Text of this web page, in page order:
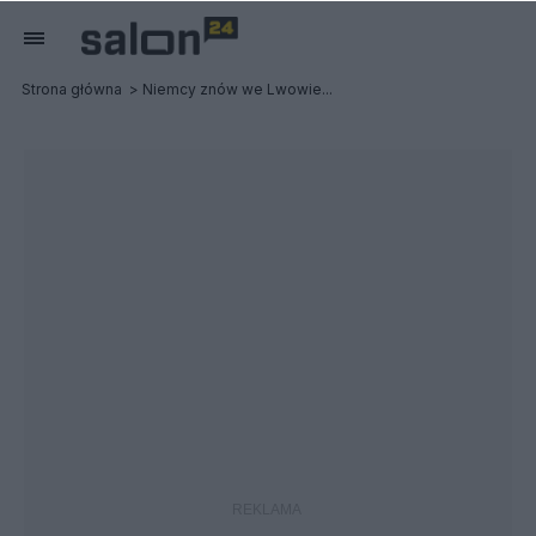
Strona główna Niemcy znów we Lwowie...